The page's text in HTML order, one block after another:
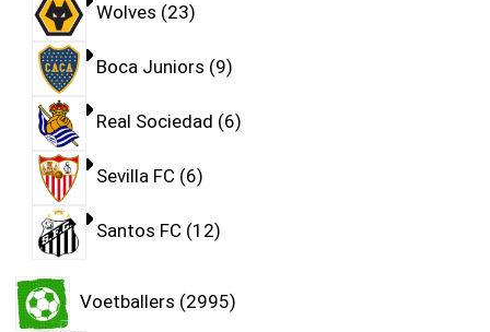
Wolves 23
Boca Juniors 9
Real Sociedad 6
Sevilla FC 6
Santos FC 12
Voetballers 2995